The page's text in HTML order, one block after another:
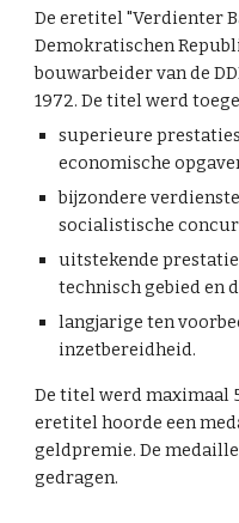
De eretitel "Verdienter
Demokratischen
bouwarbeider van de
1972. De titel werd
superieure
economische
bijzondere
socialistische
uitstekende
technisch gebied en
langjarige ten
inzetbereidheid.
De titel werd maximaal
eretitel hoorde een
geldpremie. De
gedragen.